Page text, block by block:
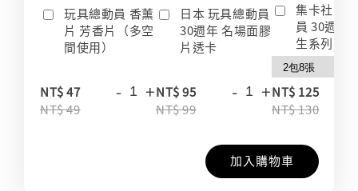
玩具總動員 香薰
片 芳香片（多空
間使用）
NT$ 47
NT$ 49
- +
日本 玩具總動員
30週年 名場面膠
片透卡
NT$ 95
NT$ 99
- +
集卡社 玩
員 30週年
生系列 收
NT$ 125
NT$ 130
加入購物車